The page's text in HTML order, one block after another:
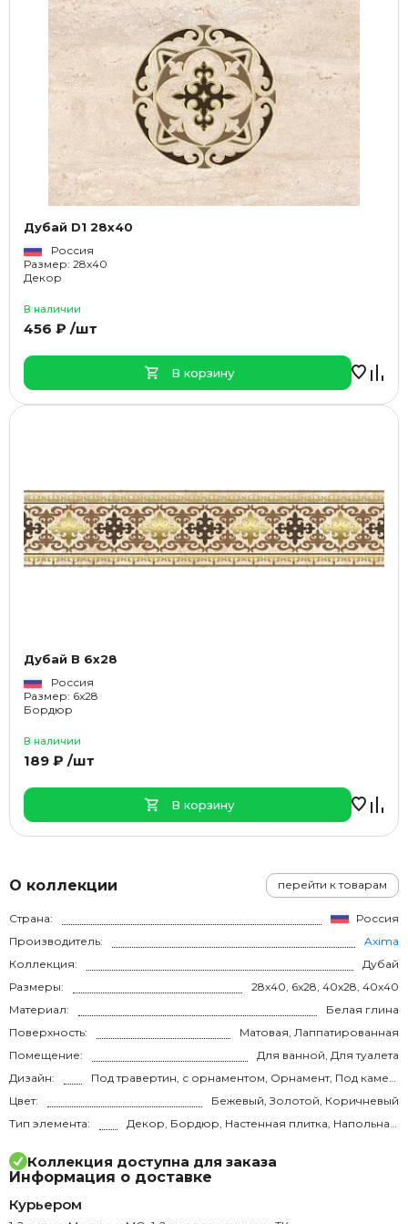
О коллекции перейти к товарам
Страна:
Россия
Производитель:
Axima
Коллекция:
Дубай
Размеры:
28x40, 6x28, 40x28, 40x40
Материал:
Белая глина
Поверхность:
Матовая, Лаппатированная
Помещение:
Для ванной, Для туалета
Дизайн:
Под травертин, с орнаментом, Орнамент, Под камень
Цвет:
Бежевый, Золотой, Коричневый
Тип элемента:
Декор, Бордюр, Настенная плитка, Напольная плитка
Коллекция доступна для заказа
Информация о доставке
Курьером
Дубай D1 28x40
Россия
Размер: 28x40
Декор
В наличии
456 ₽ /шт
В корзину
Дубай В 6x28
Россия
Размер: 6x28
Бордюр
В наличии
189 ₽ /шт
В корзину